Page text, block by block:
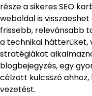
része a sikeres SEO
weboldal is
frissebb, relevánsabb
a technikai hátterüket,
stratégiákat
blogbejegyzés, egy
célzott kulcsszó
vezetést.